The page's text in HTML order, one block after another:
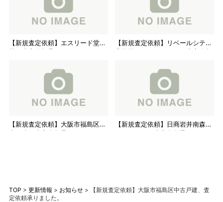
【新規査定依頼】エスリード堂ヶ
芝、査定依頼承りました。
【新規査定依頼】リベールシティ
北梅田グランシャリオ、査定依頼
【新規査定依頼】大阪市福島区中
古戸建、査定依頼承りました。
【新規査定依頼】日商岩井南森町
マンション、査定依頼承りまし
TOP > 更新情報 > お知らせ>
【新規査定依頼】大阪市福島区中古戸建、査
定依頼承りました。